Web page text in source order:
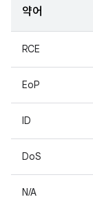
약어
RCE
EoP
ID
DoS
N/A